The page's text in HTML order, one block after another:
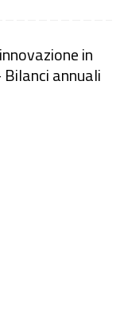
in
annuali